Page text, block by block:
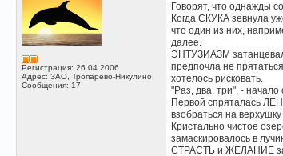
Регистрация: 26.04.2006
Адрес: ЗАО, Тропарево-Никулино
Сообщения: 17
Говорят, что однажды
Когда СКУКА зевнула
что один из них,
далее.
ЭНТУЗИАЗМ
предпочла не
хотелось рисковать.
"Раз, два, три", -
Первой спряталась
взобраться на
Кристально чистое
замаскировалось в
СТРАСТЬ и ЖЕЛАНИЕ